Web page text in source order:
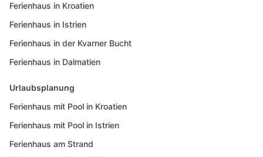
Ferienhaus in Kroatien
Ferienhaus in Istrien
Ferienhaus in der Kvarner Bucht
Ferienhaus in Dalmatien
Urlaubsplanung
Ferienhaus mit Pool in Kroatien
Ferienhaus mit Pool in Istrien
Ferienhaus am Strand